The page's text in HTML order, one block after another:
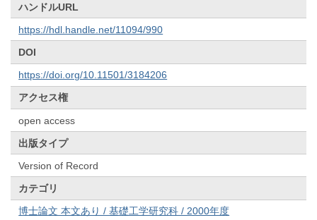
ハンドルURL
https://hdl.handle.net/11094/990
DOI
https://doi.org/10.11501/3184206
アクセス権
open access
出版タイプ
Version of Record
カテゴリ
博士論文 本文あり / 基礎工学研究科 / 2000年度